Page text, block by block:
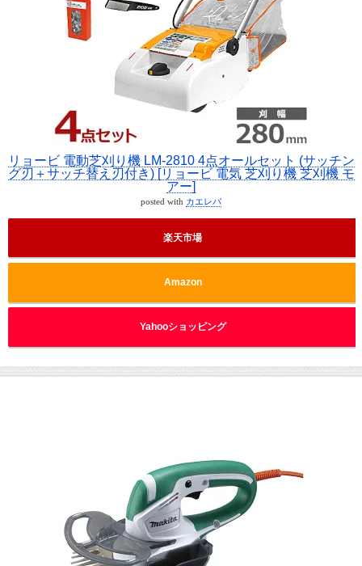
リョービ 電動芝刈り機 LM-2810 4点オールセット (サッチン
グ刃＋サッチ替え刃付き) [リョービ 電気 芝刈り機 芝刈機 モ
アー]
posted with カエレバ
楽天市場
Amazon
Yahooショッピング